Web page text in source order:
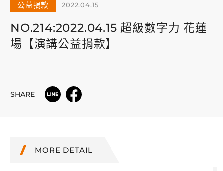
公益捐款 2022.04.15
NO.214:2022.04.15 超級數字力 花蓮
場【演講公益捐款】
SHARE
MORE DETAIL